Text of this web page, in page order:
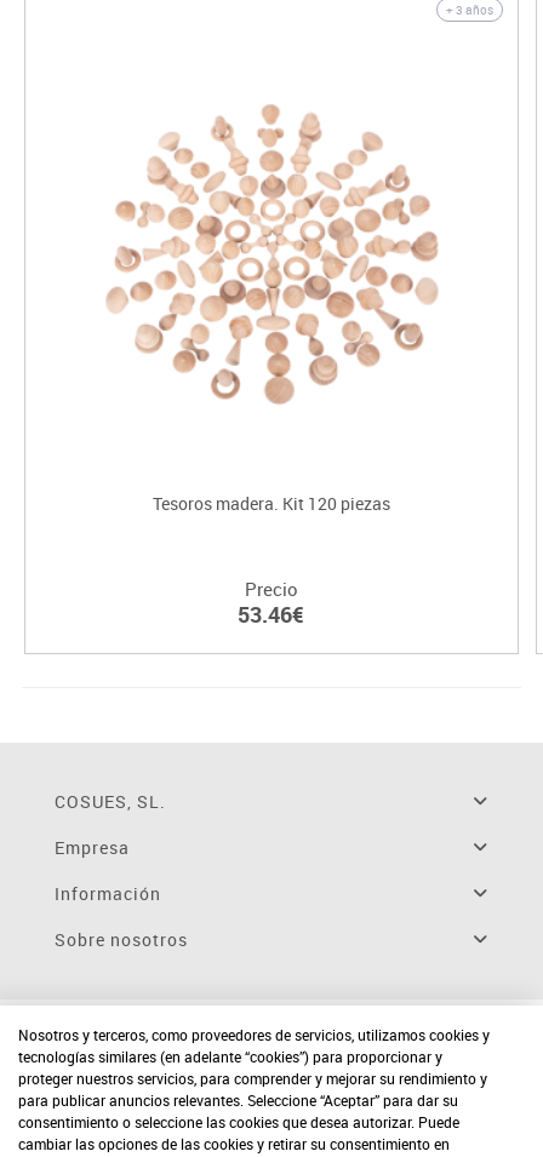
+ 3 años
Tesoros madera. Kit 120 piezas
Precio
53.46€
COSUES, SL.
Empresa
Información
Sobre nosotros
Nosotros y terceros, como proveedores de servicios, utilizamos cookies y
tecnologías similares (en adelante “cookies”) para proporcionar y
proteger nuestros servicios, para comprender y mejorar su rendimiento y
para publicar anuncios relevantes. Seleccione “Aceptar” para dar su
consentimiento o seleccione las cookies que desea autorizar. Puede
cambiar las opciones de las cookies y retirar su consentimiento en